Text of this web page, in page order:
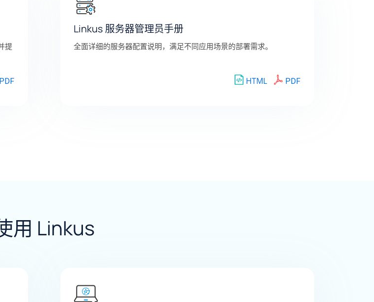
提
PDF
Linkus 服务器管理员手册
全面详细的服务器配置说明，满足不同应用场景的部署需求。
HTML PDF
用 Linkus